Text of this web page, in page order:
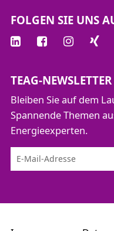
FOLGEN SIE UNS
TEAG-NEWSLETTER
Bleiben Sie auf dem
Spannende Themen
Energieexperten.